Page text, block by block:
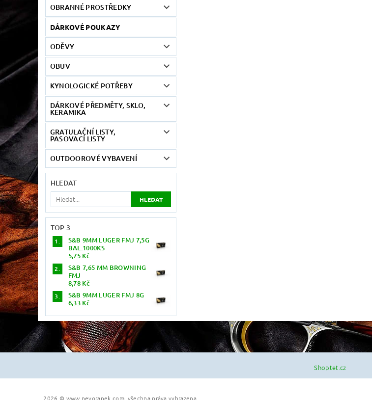
OBRANNÉ PROSTŘEDKY
DÁRKOVÉ POUKAZY
ODĚVY
OBUV
KYNOLOGICKÉ POTŘEBY
DÁRKOVÉ PŘEDMĚTY, SKLO,
KERAMIKA
GRATULAČNÍ LISTY,
PASOVACÍ LISTY
OUTDOOROVÉ VYBAVENÍ
HLEDAT
TOP 3
S&B 9MM LUGER FMJ 7,5G
BAL.1000KS
5,75 Kč
S&B 7,65 MM BROWNING
FMJ
8,78 Kč
S&B 9MM LUGER FMJ 8G
6,33 Kč
Shoptet.cz
2026 © www.nevoranek.com, všechna práva vyhrazena